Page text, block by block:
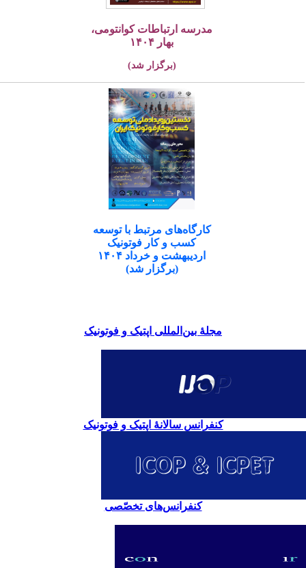
مدرسه ارتباطات کوانتومی،
بهار ۱۴۰۴
(برگزار شد)
کارگاه‌های مرتبط با توسعه
کسب و کار فوتونیک
اردیبهشت و خرداد ۱۴۰۴
(برگزار شد)
مجلۀ بین‌المللی اپتیک و فوتونیک
کنفرانس سالانۀ اپتیک و فوتونیک
کنفرانس‌های تخصّصی